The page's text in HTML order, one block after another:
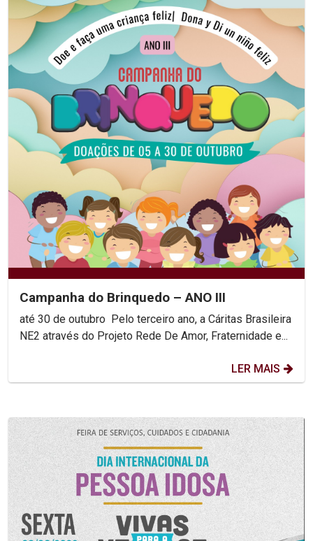
Campanha do Brinquedo – ANO III
até 30 de outubro Pelo terceiro ano, a Cáritas Brasileira
NE2 através do Projeto Rede De Amor, Fraternidade e...
LER MAIS